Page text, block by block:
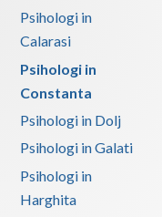
Psihologi in
Calarasi
Psihologi in
Constanta
Psihologi in Dolj
Psihologi in Galati
Psihologi in
Harghita